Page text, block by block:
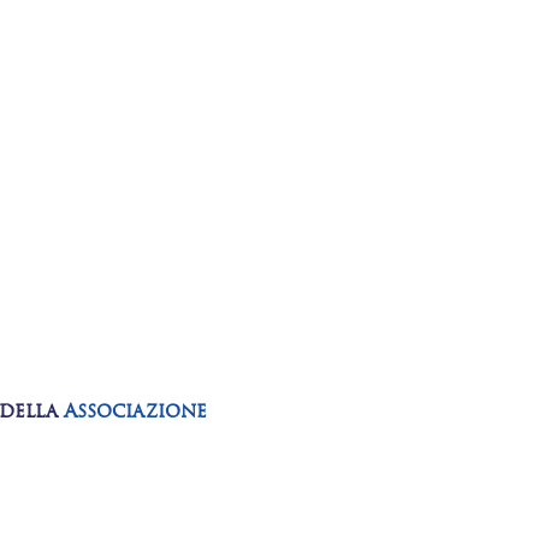
dellaAssociazione